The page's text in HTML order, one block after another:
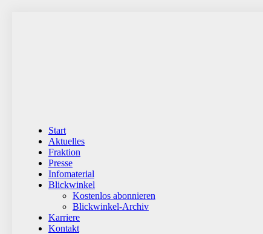
Start
Aktuelles
Fraktion
Presse
Infomaterial
Blickwinkel
Kostenlos abonnieren
Blickwinkel-Archiv
Karriere
Kontakt